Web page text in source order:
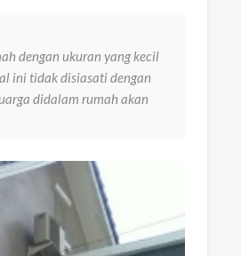
dengan ukuran yang kecil
ini tidak disiasati dengan
didalam rumah akan